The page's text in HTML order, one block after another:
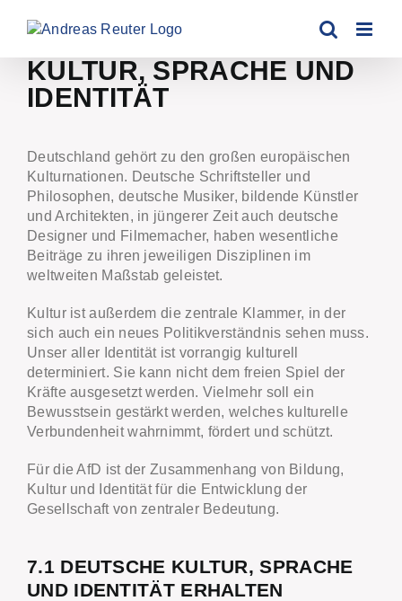
Inhalt
KULTUR, SPRACHE UND
IDENTITÄT
Deutschland gehört zu den großen europäischen
Kulturnationen. Deutsche Schriftsteller und
Philosophen, deutsche Musiker, bildende Künstler
und Architekten, in jüngerer Zeit auch deutsche
Designer und Filmemacher, haben wesentliche
Beiträge zu ihren jeweiligen Disziplinen im
weltweiten Maßstab geleistet.
Kultur ist außerdem die zentrale Klammer, in der
sich auch ein neues Politikverständnis sehen muss.
Unser aller Identität ist vorrangig kulturell
determiniert. Sie kann nicht dem freien Spiel der
Kräfte ausgesetzt werden. Vielmehr soll ein
Bewusstsein gestärkt werden, welches kulturelle
Verbundenheit wahrnimmt, fördert und schützt.
Für die AfD ist der Zusammenhang von Bildung,
Kultur und Identität für die Entwicklung der
Gesellschaft von zentraler Bedeutung.
7.1 DEUTSCHE KULTUR, SPRACHE
UND IDENTITÄT ERHALTEN